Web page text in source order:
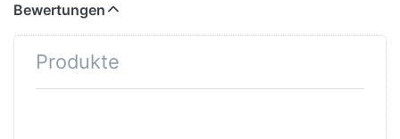
Bewertungen
Produkte